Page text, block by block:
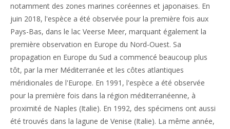
notamment des zones marines coréennes et japonaises. En
juin 2018, l'espèce a été observée pour la première fois aux
Pays-Bas, dans le lac Veerse Meer, marquant également la
première observation en Europe du Nord-Ouest. Sa
propagation en Europe du Sud a commencé beaucoup plus
tôt, par la mer Méditerranée et les côtes atlantiques
méridionales de l'Europe. En 1991, l'espèce a été observée
pour la première fois dans la région méditerranéenne, à
proximité de Naples (Italie). En 1992, des spécimens ont aussi
été trouvés dans la lagune de Venise (Italie). La même année,